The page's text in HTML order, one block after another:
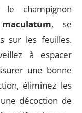
le champignon
, se
sur les feuilles.
à espacer
une bonne
éliminez les
décoction de